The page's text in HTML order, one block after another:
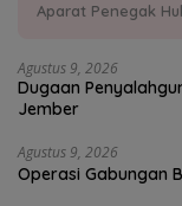
Aparat Penegak
Agustus 9, 2026
Dugaan
Jember
Agustus 9, 2026
Operasi Gabungan